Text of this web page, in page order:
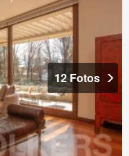
12 Fotos